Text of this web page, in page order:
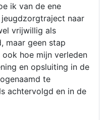
ik van de ene
naar
vrijwillig als
maar geen stap
hoe mijn verleden
en opsluiting in de
te
achtervolgd en in de